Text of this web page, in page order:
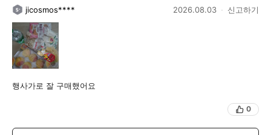
jicosmos**** 2026.08.03 신고하기
행사가로 잘 구매했어요
0